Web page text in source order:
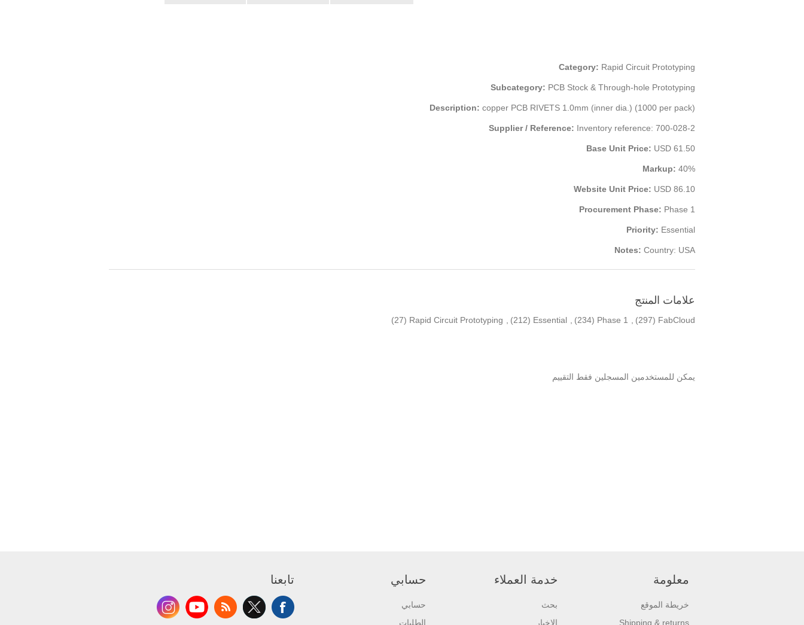
Category: Rapid Circuit Prototyping
Subcategory: PCB Stock & Through-hole Prototyping
Description: copper PCB RIVETS 1.0mm (inner dia.) (1000 per pack)
Supplier / Reference: Inventory reference: 700-028-2
Base Unit Price: USD 61.50
Markup: 40%
Website Unit Price: USD 86.10
Procurement Phase: Phase 1
Priority: Essential
Notes: Country: USA
علامات المنتج
FabCloud
(297)
Phase 1
(234)
Essential
(212)
Rapid Circuit Prototyping
(27)
يمكن للمستخدمين المسجلين فقط التقييم
معلومة
خريطة الموقع
Shipping & returns
خدمة العملاء
بحث
الاخبار
حسابي
حسابي
الطلبات
تابعنا